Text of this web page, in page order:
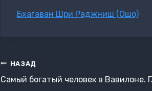
Метки
Бхагаван Шри Раджниш (Ошо)
Навигация
по
НАЗАД
Самый богатый человек в Вавилоне.